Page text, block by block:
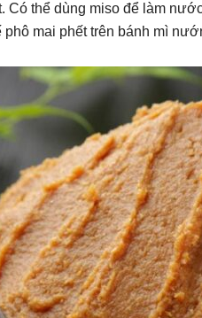
Có thể dùng miso để làm
phô mai phết trên bánh mì